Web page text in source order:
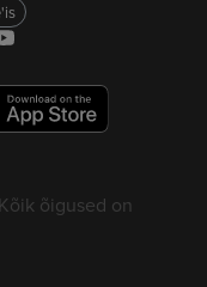
õigused on